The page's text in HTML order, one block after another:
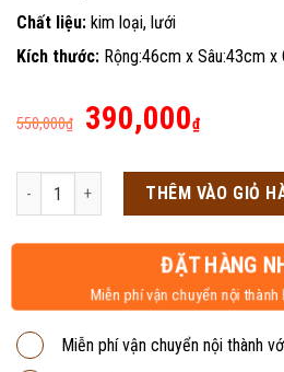
Chất liệu: kim loại, lưới
Kích thước: Rộng:46cm x Sâu:43cm x
550,000₫
Giá
là:
550,000₫.
390,000₫Giá
tại
là:
Ghế quỳ lưới không tay QL1C số lượng
THÊM VÀO GIỎ
ĐẶT HÀNG
Miễn phí vận chuyển nội thành
Miễn phí vận chuyển nội thành